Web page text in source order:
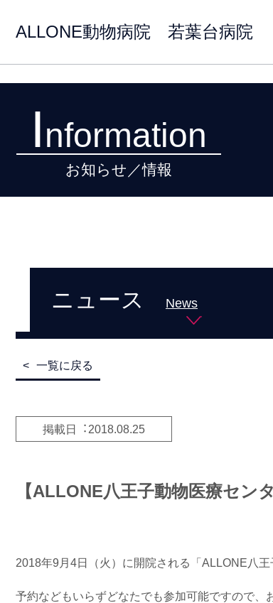
ALLONE動物病院 若葉台病院
Information
お知らせ／情報
ニュース News
一覧に戻る
掲載日︓ 2018.08.25
【ALLONE八王子動物医療セン
2018年9月4日（火）に開院される「ALLONE八
予約などもいらずどなたでも参加可能ですので、